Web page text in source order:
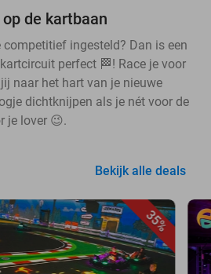
de kartbaan
ingesteld? Dan is een
perfect 🏁! Race je voor
naar het hart van je nieuwe
dichtknijpen als je nét voor de
je lover 😉.
Bekijk alle deals
35%